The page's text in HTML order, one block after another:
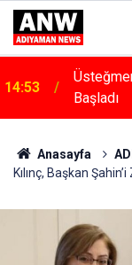
14:53
Başladı
14:48
Menfeze
Anasayfa
Kılınç, Başkan